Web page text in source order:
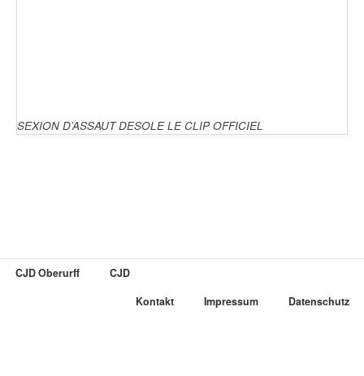
SEXION D’ASSAUT DESOLE LE CLIP OFFICIEL
CJD Oberurff
CJD
Kontakt
Impressum Datenschutz